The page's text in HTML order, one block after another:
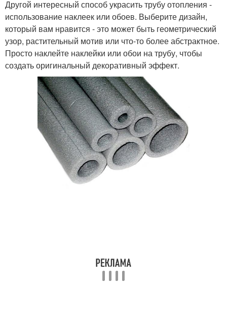
Другой интересный способ украсить трубу отопления -
использование наклеек или обоев. Выберите дизайн,
который вам нравится - это может быть геометрический
узор, растительный мотив или что-то более абстрактное.
Просто наклейте наклейки или обои на трубу, чтобы
создать оригинальный декоративный эффект.